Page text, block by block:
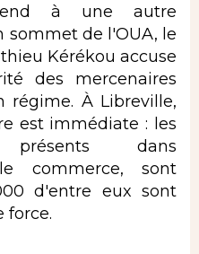
à une autre
sommet de l'OUA, le
Kérékou accuse
des mercenaires
régime. À Libreville,
est immédiate : les
dans
commerce, sont
d'entre eux sont
force.